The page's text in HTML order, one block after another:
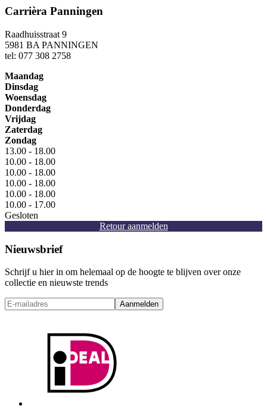
Carrièra Panningen
Raadhuisstraat 9
5981 BA PANNINGEN
tel: 077 308 2758
Maandag
Dinsdag
Woensdag
Donderdag
Vrijdag
Zaterdag
Zondag
13.00 - 18.00
10.00 - 18.00
10.00 - 18.00
10.00 - 18.00
10.00 - 18.00
10.00 - 17.00
Gesloten
Retour aanmelden
Nieuwsbrief
Schrijf u hier in om helemaal op de hoogte te blijven over onze
collectie en nieuwste trends
Aanmelden